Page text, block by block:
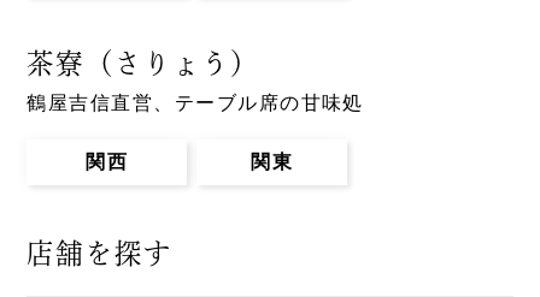
茶寮（さりょう）
鶴屋吉信直営、テーブル席の甘味処
関西 関東
店舗を探す